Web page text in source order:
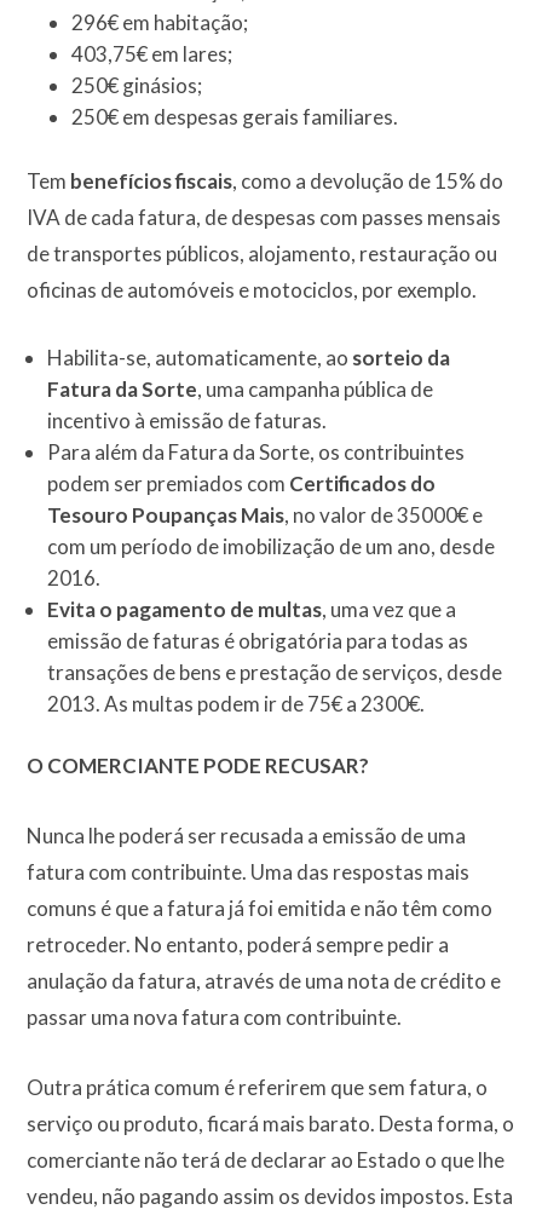
296€ em habitação;
403,75€ em lares;
250€ ginásios;
250€ em despesas gerais familiares.
Tem benefícios fiscais, como a devolução de 15% do
IVA de cada fatura, de despesas com passes mensais
de transportes públicos, alojamento, restauração ou
oficinas de automóveis e motociclos, por exemplo.
Habilita-se, automaticamente, ao sorteio da
Fatura da Sorte, uma campanha pública de
incentivo à emissão de faturas.
Para além da Fatura da Sorte, os contribuintes
podem ser premiados com Certificados do
Tesouro Poupanças Mais, no valor de 35000€ e
com um período de imobilização de um ano, desde
2016.
Evita o pagamento de multas, uma vez que a
emissão de faturas é obrigatória para todas as
transações de bens e prestação de serviços, desde
2013. As multas podem ir de 75€ a 2300€.
O COMERCIANTE PODE RECUSAR?
Nunca lhe poderá ser recusada a emissão de uma
fatura com contribuinte. Uma das respostas mais
comuns é que a fatura já foi emitida e não têm como
retroceder. No entanto, poderá sempre pedir a
anulação da fatura, através de uma nota de crédito e
passar uma nova fatura com contribuinte.
Outra prática comum é referirem que sem fatura, o
serviço ou produto, ficará mais barato. Desta forma, o
comerciante não terá de declarar ao Estado o que lhe
vendeu, não pagando assim os devidos impostos. Esta